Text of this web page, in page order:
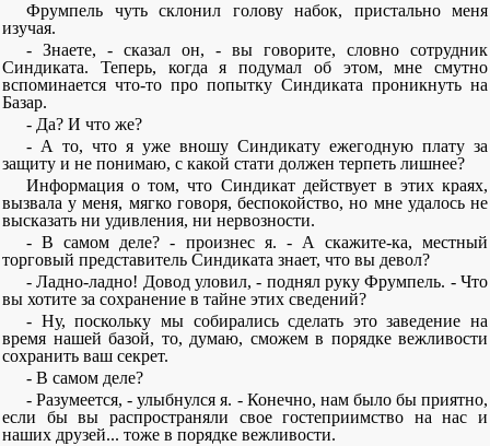
Фрумпель чуть склонил голову набок, пристально меня
изучая.
- Знаете, - сказал он, - вы говорите, словно сотрудник
Синдиката. Теперь, когда я подумал об этом, мне смутно
вспоминается что-то про попытку Синдиката проникнуть на
Базар.
- Да? И что же?
- А то, что я уже вношу Синдикату ежегодную плату за
защиту и не понимаю, с какой стати должен терпеть лишнее?
Информация о том, что Синдикат действует в этих краях,
вызвала у меня, мягко говоря, беспокойство, но мне удалось не
высказать ни удивления, ни нервозности.
- В самом деле? - произнес я. - А скажите-ка, местный
торговый представитель Синдиката знает, что вы девол?
- Ладно-ладно! Довод уловил, - поднял руку Фрумпель. - Что
вы хотите за сохранение в тайне этих сведений?
- Ну, поскольку мы собирались сделать это заведение на
время нашей базой, то, думаю, сможем в порядке вежливости
сохранить ваш секрет.
- В самом деле?
- Разумеется, - улыбнулся я. - Конечно, нам было бы приятно,
если бы вы распространяли свое гостеприимство на нас и
наших друзей... тоже в порядке вежливости.